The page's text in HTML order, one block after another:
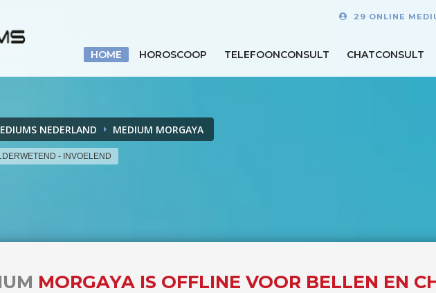
29 ONLINE
HOME HOROSCOOP TELEFOONCONSULT CHATCONSULT
NEDERLAND MEDIUM MORGAYA
- INVOELEND
MORGAYA IS OFFLINE VOOR BELLEN EN